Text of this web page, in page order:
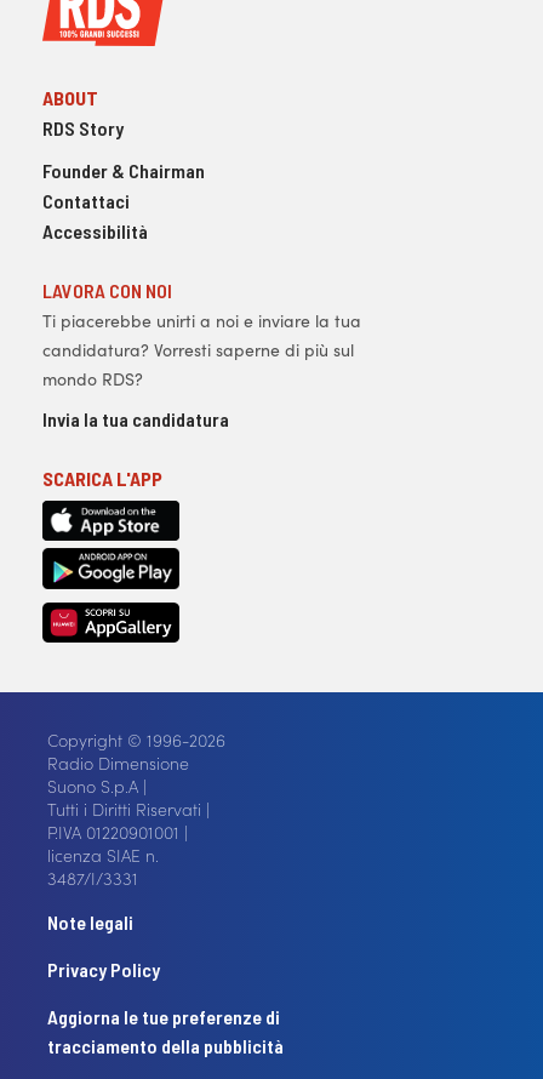
ABOUT
RDS Story
Founder & Chairman
Contattaci
Accessibilità
LAVORA CON NOI
Ti piacerebbe unirti a noi e inviare la tua
candidatura? Vorresti saperne di più sul
mondo RDS?
Invia la tua candidatura
SCARICA L'APP
Copyright © 1996-2026
Radio Dimensione
Suono S.p.A |
Tutti i Diritti Riservati |
P.IVA 01220901001 |
licenza SIAE n.
3487/I/3331
Note legali
Privacy Policy
Aggiorna le tue preferenze di
tracciamento della pubblicità